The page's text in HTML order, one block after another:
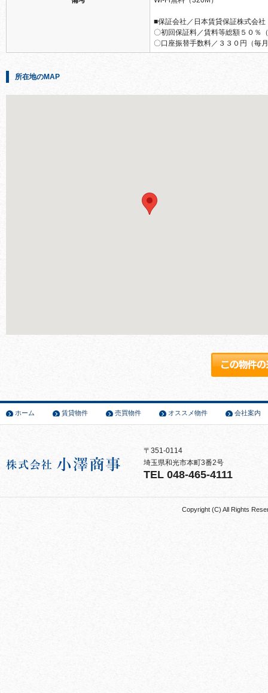
■保証会社／日本賃貸保証株式会社
〇初回保証料／賃料等総額５０％
〇口座振替手数料／３３０円（毎
所在地のMAP
ホーム 賃貸物件 売買物件 オススメ物件 会社案内
〒351-0114
埼玉県和光市本町3番2号
TEL 048-465-4111
Copyright (C) All Rights